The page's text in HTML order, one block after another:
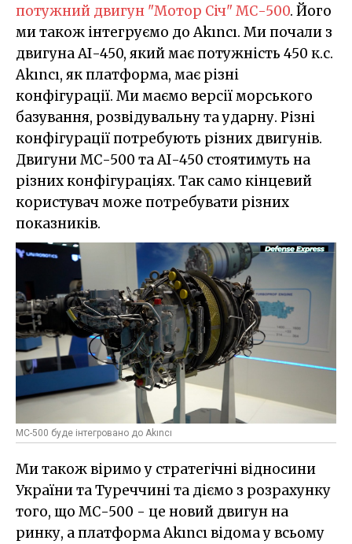
потужний двигун "Мотор Січ" МС-500. Його
ми також інтегруємо до Akıncı. Ми почали з
двигуна АІ-450, який має потужність 450 к.с.
Akıncı, як платформа, має різні
конфігурації. Ми маємо версії морського
базування, розвідувальну та ударну. Різні
конфігурації потребують різних двигунів.
Двигуни МС-500 та АІ-450 стоятимуть на
різних конфігураціях. Так само кінцевий
користувач може потребувати різних
показників.
МС-500 буде інтегровано до Akıncı
Ми також віримо у стратегічні відносини
України та Туреччині та діємо з розрахунку
того, що МС-500 - це новий двигун на
ринку, а платформа Akıncı відома у всьому